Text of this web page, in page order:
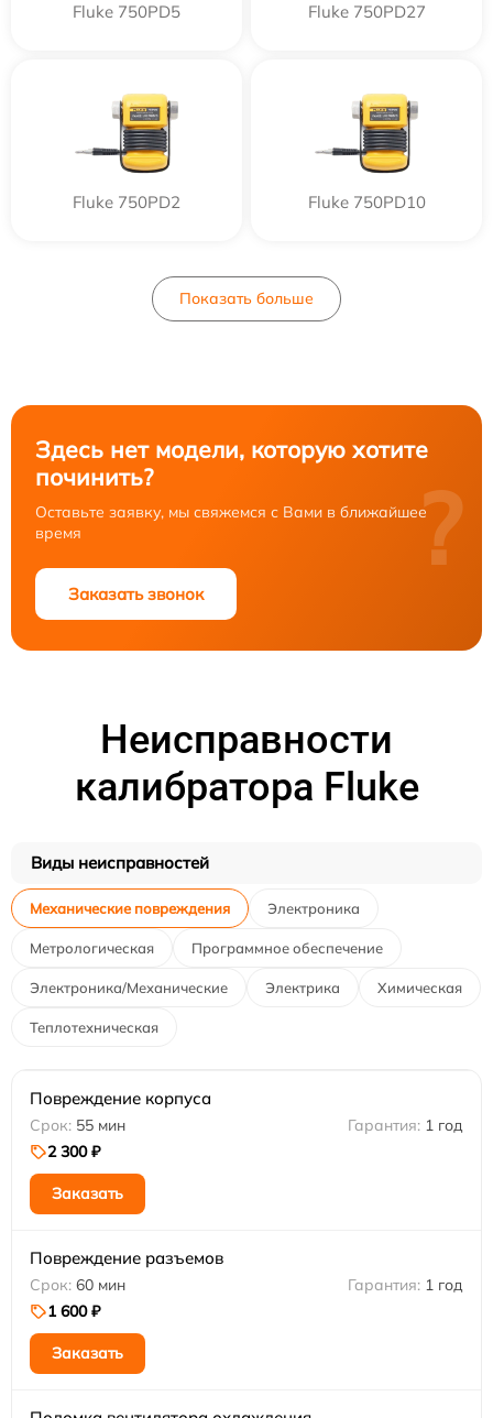
Fluke 750PD5 Fluke 750PD27
Fluke 750PD2 Fluke 750PD10
Показать больше
Здесь нет модели, которую хотите
починить?
Оставьте заявку, мы свяжемся с Вами в ближайшее
время
Заказать звонок
?
Неисправности
калибратора Fluke
Виды неисправностей
Механические повреждения Электроника
Метрологическая Программное обеспечение
Электроника/Механические Электрика Химическая
Теплотехническая
Повреждение корпуса
55 мин
1 год
2 300 ₽
Заказать
Повреждение разъемов
60 мин
1 год
1 600 ₽
Заказать